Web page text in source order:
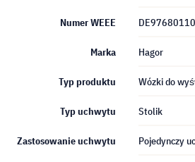
Numer WEEE DE97680110
Marka Hagor
Typ produktu Wózki do
Typ uchwytu Stolik
Zastosowanie uchwytu Pojedynczy